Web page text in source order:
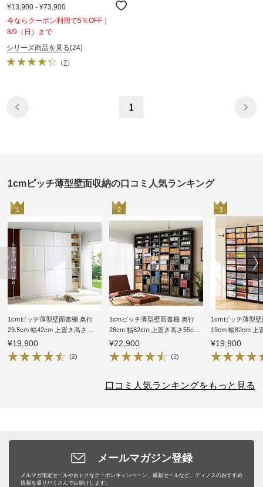
¥13,900 - ¥73,900
今ならクーポン利用で5％OFF｜
8/9（日）まで
シリーズ商品を見る(24)
（7）
1
1cmピッチ薄型壁面収納の口コミ人気ランキング
1
1cmピッチ薄型壁面書棚 奥行
29.5cm 幅42cm 上置き高さ
55cm 扉
¥19,900
(2)
2
1cmピッチ薄型壁面書棚 奥行
28cm 幅82cm 上置き高さ55cm
オープン
¥22,900
(2)
3
1cmピッチ薄型
19cm 幅82cm 上
オープン
¥19,900
口コミ人気ランキングをもっと見る
メールマガジン登録
メルマガ限定セールやおトクなクーポンキャンペーン、最新セールなど、ディノスのおすすめ
情報を盛りだくさんでお届けします。